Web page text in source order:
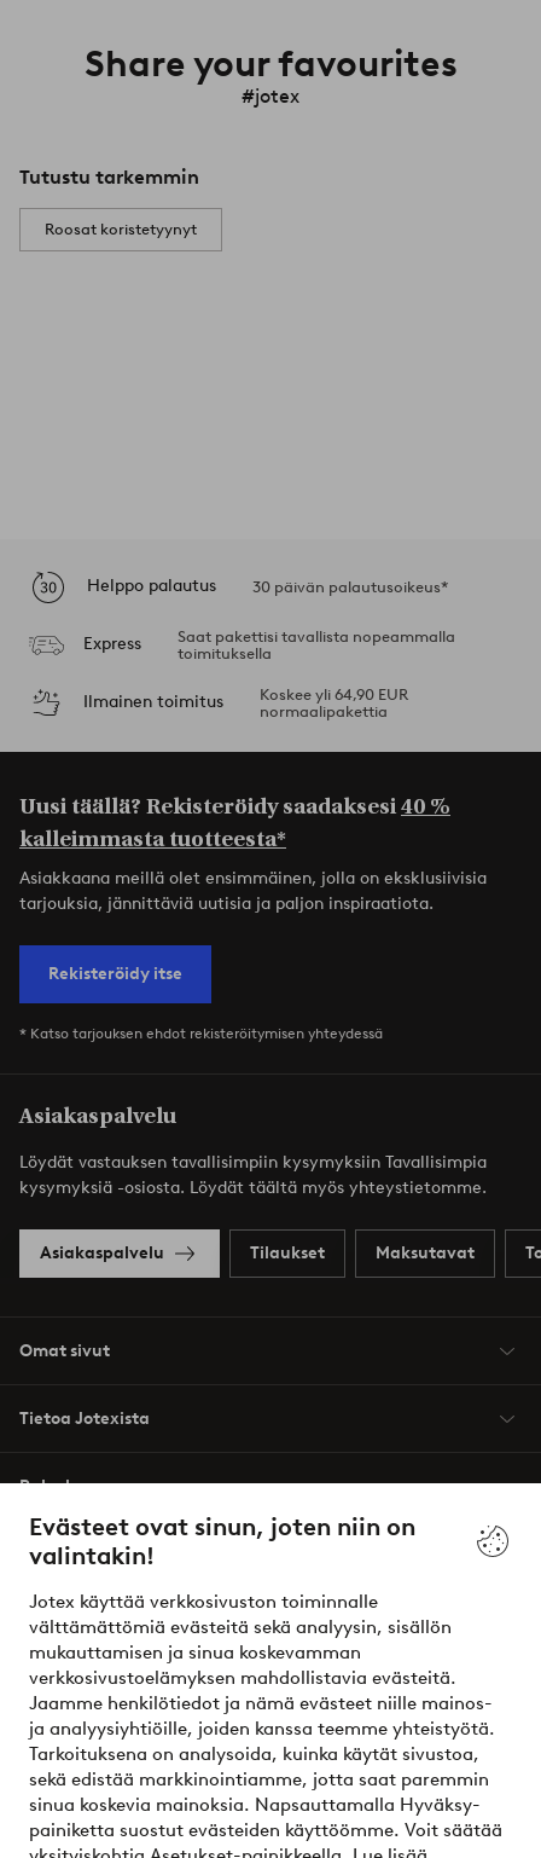
Evästeet ovat sinun, joten niin on
valintakin!
Jotex käyttää verkkosivuston toiminnalle
välttämättömiä evästeitä sekä analyysin, sisällön
mukauttamisen ja sinua koskevamman
verkkosivustoelämyksen mahdollistavia evästeitä.
Jaamme henkilötiedot ja nämä evästeet niille mainos-
ja analyysiyhtiöille, joiden kanssa teemme yhteistyötä.
Tarkoituksena on analysoida, kuinka käytät sivustoa,
sekä edistää markkinointiamme, jotta saat paremmin
sinua koskevia mainoksia. Napsauttamalla Hyväksy-
painiketta suostut evästeiden käyttöömme. Voit säätää
Share your favourites
#jotex
Tutustu tarkemmin
Roosat koristetyynyt
Helppo palautus 30 päivän palautusoikeus*
Express
Saat pakettisi tavallista nopeammalla
toimituksella
Ilmainen toimitus
Koskee yli 64,90 EUR
normaalipakettia
Uusi täällä? Rekisteröidy saadaksesi40 %
kalleimmasta tuotteesta*
Asiakkaana meillä olet ensimmäinen, jolla on eksklusiivisia
tarjouksia, jännittäviä uutisia ja paljon inspiraatiota.
Rekisteröidy itse
* Katso tarjouksen ehdot rekisteröitymisen yhteydessä
Asiakaspalvelu
Löydät vastauksen tavallisimpiin kysymyksiin Tavallisimpia
kysymyksiä -osiosta. Löydät täältä myös yhteystietomme.
Asiakaspalvelu Tilaukset Maksutavat
Omat sivut
Tietoa Jotexista
Palvelumme
Ehdot
Ystävät
Turvalliset maksut – maksa nyt tai erissä
Haluatko tietää lisää maksuvaihtoehdoistamme?
elpy